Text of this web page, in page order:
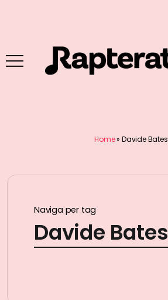
Home» Davide Bates
Naviga per tag
Davide Bates